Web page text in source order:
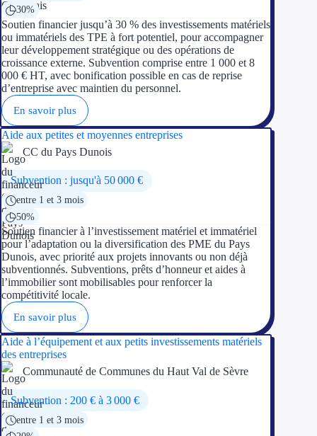
30%
Soutien financier jusqu’à 30 % des investissements matériels
ou immatériels des TPE à fort potentiel, pour accompagner
leur développement stratégique ou des opérations de
croissance externe. Subvention comprise entre 1 000 et 8
000 € HT, avec bonification possible en cas de reprise
d’entreprise avec maintien du personnel.
En savoir plus
Aide aux petites et moyennes entreprises
CC du Pays Dunois
Subvention : jusqu'à 50 000 €
entre 1 et 3 mois
50%
Soutien financier à l’investissement matériel et immatériel
pour l’adaptation ou la diversification des PME du Pays
Dunois, avec priorité aux projets innovants ou non déjà
subventionnés. Subventions, prêts d’honneur et aides à
l’immobilier sont mobilisables pour renforcer la
compétitivité locale.
En savoir plus
Aide à l’équipement et aux petits investissements matériels
des entreprises
Communauté de Communes du Haut Val de Sèvre
Subvention : 200 € à 3 000 €
entre 1 et 3 mois